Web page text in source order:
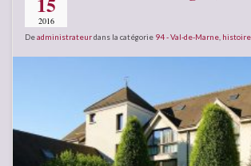
2016
Deadministrateurdans la catégorie 94 - Val-de-Marne